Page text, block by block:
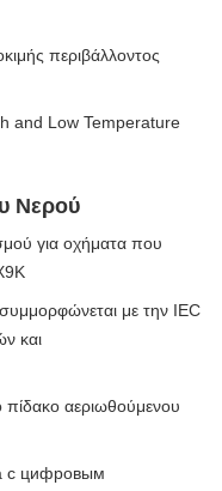
περιβάλλοντος
and Low Temperature
Νερού
για οχήματα που
με την IEC
και
πίδακο αεριωθούμενου
с цифровым